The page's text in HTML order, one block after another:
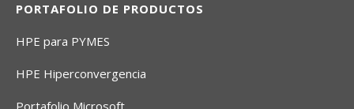
PORTAFOLIO DE PRODUCTOS
HPE para PYMES
HPE Hiperconvergencia